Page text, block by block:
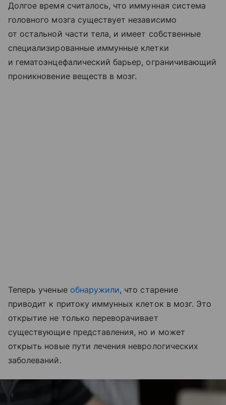
Долгое время считалось, что иммунная система
головного мозга существует независимо
от остальной части тела, и имеет собственные
специализированные иммунные клетки
и гематоэнцефалический барьер, ограничивающий
проникновение веществ в мозг.
Теперь ученые обнаружили, что старение
приводит к притоку иммунных клеток в мозг. Это
открытие не только переворачивает
существующие представления, но и может
открыть новые пути лечения неврологических
заболеваний.